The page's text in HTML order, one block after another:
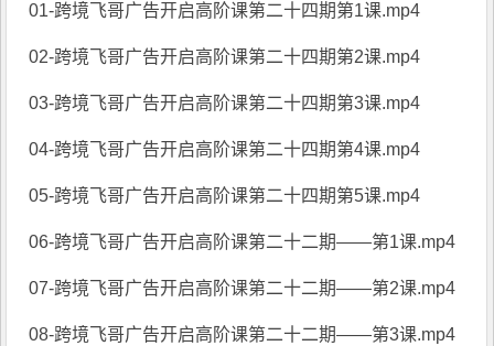
01-跨境飞哥广告开启高阶课第二十四期第1课.mp4
02-跨境飞哥广告开启高阶课第二十四期第2课.mp4
03-跨境飞哥广告开启高阶课第二十四期第3课.mp4
04-跨境飞哥广告开启高阶课第二十四期第4课.mp4
05-跨境飞哥广告开启高阶课第二十四期第5课.mp4
06-跨境飞哥广告开启高阶课第二十二期——第1课.mp4
07-跨境飞哥广告开启高阶课第二十二期——第2课.mp4
08-跨境飞哥广告开启高阶课第二十二期——第3课.mp4